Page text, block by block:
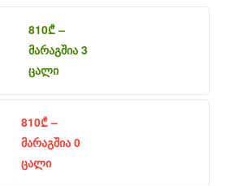
810₾–
მარაგშია 3
ცალი
810₾–
მარაგშია 0
ცალი